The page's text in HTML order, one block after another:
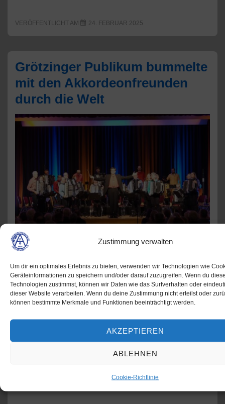
Zustimmung verwalten
Um dir ein optimales Erlebnis zu bieten, verwenden wir Technologien wie
Geräteinformationen zu speichern und/oder darauf zuzugreifen. Wenn du
Technologien zustimmst, können wir Daten wie das Surfverhalten oder
dieser Website verarbeiten. Wenn du deine Zustimmung nicht erteilst oder
können bestimmte Merkmale und Funktionen beeinträchtigt werden.
AKZEPTIEREN
ABLEHNEN
Cookie-Richtlinie
VERÖFFENTLICHT AM 24. FEBRUAR 2025
Grötzinger Publikum bummelte
mit den Akkordeonfreunden
durch die Welt
Am 23.11.2024 strömten die Besucher in den Großen
Saal des Herbert-Schweitzer-Hauses
Begegnungsstätte Grötzingen, um gemeinsam mit dem
Orchester der Akkordeonfreunde Grötzingen gemäß
des Konzerttitels „Weltenbummler – eine musikalische
Reise mit dem Akkordeon“ auf Reisen zu
bummelte